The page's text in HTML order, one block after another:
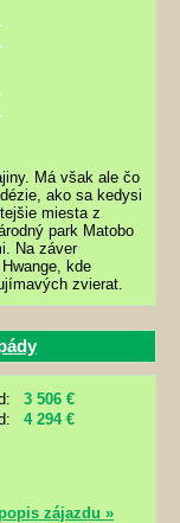
Má však ale čo
ako sa kedysi
miesta z
park Matobo
Na záver
kde
zvierat.
3 506 €
4 294 €
zájazdu »